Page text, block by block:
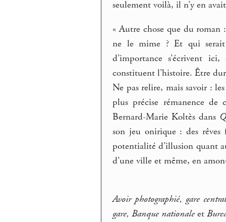
seulement voilà, il n’y en
« Autre chose que du
ne le mime ? Et qui
d’importance s’écrivent
constituent l’histoire. Être
Ne pas relire, mais savoir :
plus précise rémanence
Bernard-Marie Koltès dans
son jeu onirique : des
potentialité d’illusion quant
d’une ville et même, en
Avoir photographié, gare
gare, Banque nationale et